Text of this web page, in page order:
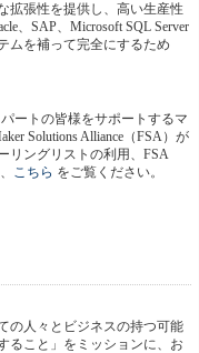
拡張性を提供し、高い生産性
、SAP、Microsoft SQL Server
ムを補って完全にするため
ートの皆様をサポートするマ
Solutions Alliance（FSA）が
リングリストの利用、FSA
こちら をご覧ください。
の人々とビジネスの持つ可能
ること」をミッションに、お